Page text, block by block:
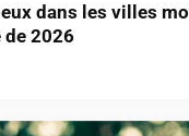
dans les villes
2026